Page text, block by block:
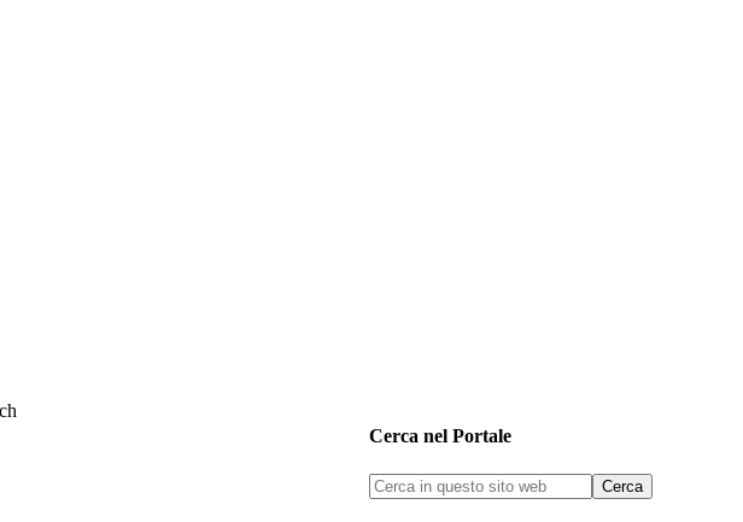
Cerca nel Portale